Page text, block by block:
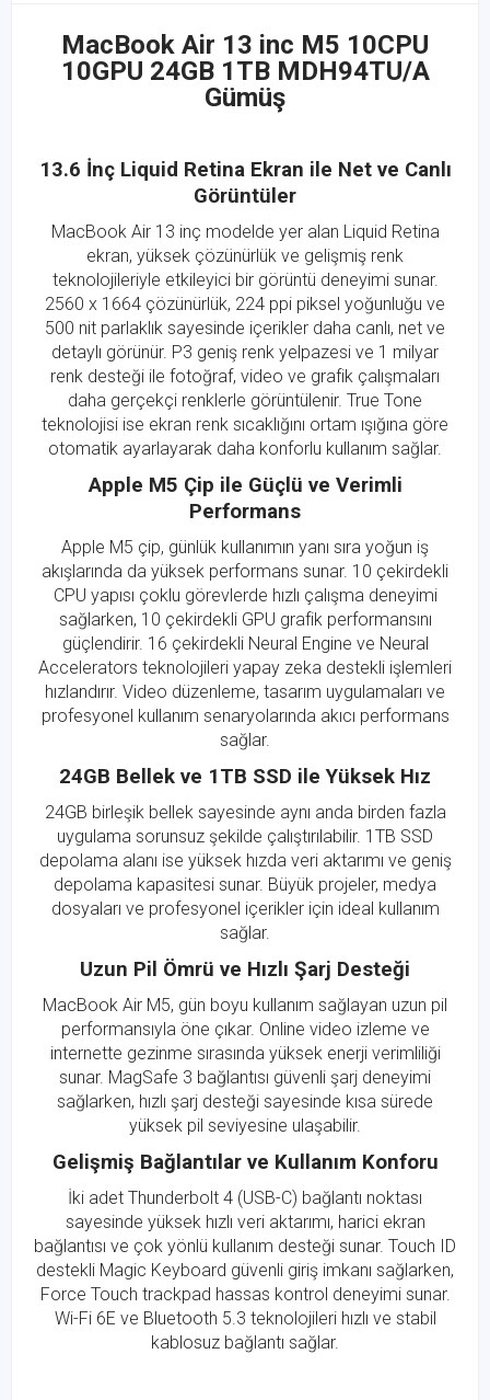
MacBook Air 13 inc M5 10CPU
10GPU 24GB 1TB MDH94TU/A
Gümüş
13.6 İnç Liquid Retina Ekran ile Net ve Canlı
Görüntüler
MacBook Air 13 inç modelde yer alan Liquid Retina
ekran, yüksek çözünürlük ve gelişmiş renk
teknolojileriyle etkileyici bir görüntü deneyimi sunar.
2560 x 1664 çözünürlük, 224 ppi piksel yoğunluğu ve
500 nit parlaklık sayesinde içerikler daha canlı, net ve
detaylı görünür. P3 geniş renk yelpazesi ve 1 milyar
renk desteği ile fotoğraf, video ve grafik çalışmaları
daha gerçekçi renklerle görüntülenir. True Tone
teknolojisi ise ekran renk sıcaklığını ortam ışığına göre
otomatik ayarlayarak daha konforlu kullanım sağlar.
Apple M5 Çip ile Güçlü ve Verimli
Performans
Apple M5 çip, günlük kullanımın yanı sıra yoğun iş
akışlarında da yüksek performans sunar. 10 çekirdekli
CPU yapısı çoklu görevlerde hızlı çalışma deneyimi
sağlarken, 10 çekirdekli GPU grafik performansını
güçlendirir. 16 çekirdekli Neural Engine ve Neural
Accelerators teknolojileri yapay zeka destekli işlemleri
hızlandırır. Video düzenleme, tasarım uygulamaları ve
profesyonel kullanım senaryolarında akıcı performans
sağlar.
24GB Bellek ve 1TB SSD ile Yüksek Hız
24GB birleşik bellek sayesinde aynı anda birden fazla
uygulama sorunsuz şekilde çalıştırılabilir. 1TB SSD
depolama alanı ise yüksek hızda veri aktarımı ve geniş
depolama kapasitesi sunar. Büyük projeler, medya
dosyaları ve profesyonel içerikler için ideal kullanım
sağlar.
Uzun Pil Ömrü ve Hızlı Şarj Desteği
MacBook Air M5, gün boyu kullanım sağlayan uzun pil
performansıyla öne çıkar. Online video izleme ve
internette gezinme sırasında yüksek enerji verimliliği
sunar. MagSafe 3 bağlantısı güvenli şarj deneyimi
sağlarken, hızlı şarj desteği sayesinde kısa sürede
yüksek pil seviyesine ulaşabilir.
Gelişmiş Bağlantılar ve Kullanım Konforu
İki adet Thunderbolt 4 (USB-C) bağlantı noktası
sayesinde yüksek hızlı veri aktarımı, harici ekran
bağlantısı ve çok yönlü kullanım desteği sunar. Touch ID
destekli Magic Keyboard güvenli giriş imkanı sağlarken,
Force Touch trackpad hassas kontrol deneyimi sunar.
Wi-Fi 6E ve Bluetooth 5.3 teknolojileri hızlı ve stabil
kablosuz bağlantı sağlar.